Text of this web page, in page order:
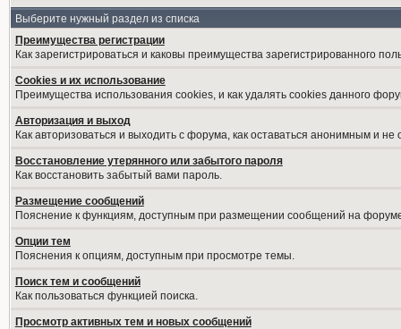
Выберите нужный раздел из списка
Преимущества регистрации
Как зарегистрироваться и каковы преимущества зарегистрированного
Cookies и их использование
Преимущества использования cookies, и как удалять cookies данного
Авторизация и выход
Как авторизоваться и выходить с форума, как оставаться анонимным и
Восстановление утерянного или забытого пароля
Как восстановить забытый вами пароль.
Размещение сообщений
Пояснение к функциям, доступным при размещении сообщений на
Опции тем
Пояснения к опциям, доступным при просмотре темы.
Поиск тем и сообщений
Как пользоваться функцией поиска.
Просмотр активных тем и новых сообщений